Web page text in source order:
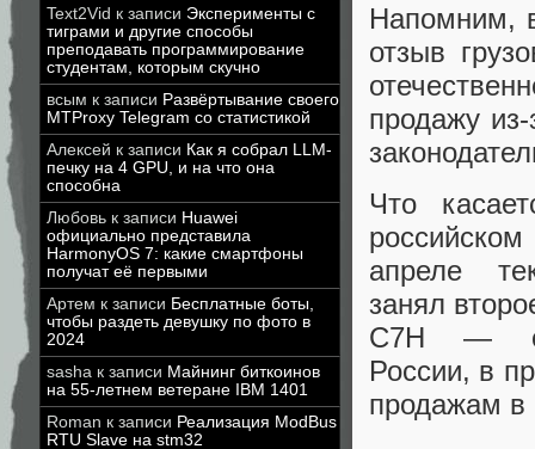
Text2Vid к записи Эксперименты с
тиграми и другие способы
преподавать программирование
студентам, которым скучно
всым к записи Развёртывание своего
MTProxy Telegram со статистикой
Алексей к записи Как я собрал LLM-
печку на 4 GPU, и на что она
способна
Любовь к записи Huawei
официально представила
HarmonyOS 7: какие смартфоны
получат её первыми
Артем к записи Бесплатные боты,
чтобы раздеть девушку по фото в
2024
sasha к записи Майнинг биткоинов
на 55-летнем ветеране IBM 1401
Roman к записи Реализация ModBus
RTU Slave на stm32
Напомним,
отзыв
продажу
Что
апреле
занял
C7H —
России, в
продажам в